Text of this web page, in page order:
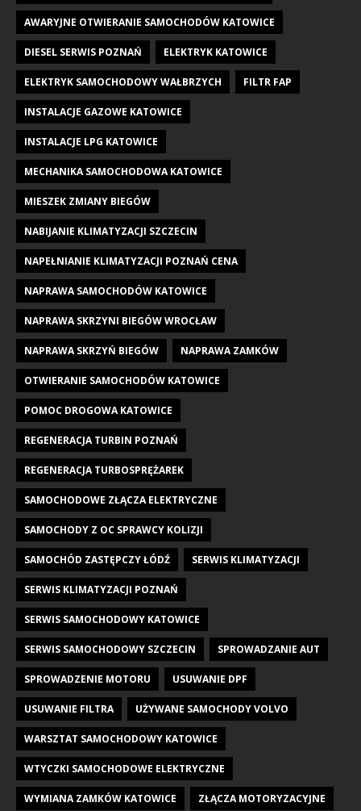
AWARYJNE OTWIERANIE SAMOCHODÓW KATOWICE
DIESEL SERWIS POZNAŃ ELEKTRYK KATOWICE
ELEKTRYK SAMOCHODOWY WAŁBRZYCH FILTR FAP
INSTALACJE GAZOWE KATOWICE
INSTALACJE LPG KATOWICE
MECHANIKA SAMOCHODOWA KATOWICE
MIESZEK ZMIANY BIEGÓW
NABIJANIE KLIMATYZACJI SZCZECIN
NAPEŁNIANIE KLIMATYZACJI POZNAŃ CENA
NAPRAWA SAMOCHODÓW KATOWICE
NAPRAWA SKRZYNI BIEGÓW WROCŁAW
NAPRAWA SKRZYŃ BIEGÓW NAPRAWA ZAMKÓW
OTWIERANIE SAMOCHODÓW KATOWICE
POMOC DROGOWA KATOWICE
REGENERACJA TURBIN POZNAŃ
REGENERACJA TURBOSPRĘŻAREK
SAMOCHODOWE ZŁĄCZA ELEKTRYCZNE
SAMOCHODY Z OC SPRAWCY KOLIZJI
SAMOCHÓD ZASTĘPCZY ŁÓDŹ SERWIS KLIMATYZACJI
SERWIS KLIMATYZACJI POZNAŃ
SERWIS SAMOCHODOWY KATOWICE
SERWIS SAMOCHODOWY SZCZECIN SPROWADZANIE AUT
SPROWADZENIE MOTORU USUWANIE DPF
USUWANIE FILTRA UŻYWANE SAMOCHODY VOLVO
WARSZTAT SAMOCHODOWY KATOWICE
WTYCZKI SAMOCHODOWE ELEKTRYCZNE
WYMIANA ZAMKÓW KATOWICE ZŁĄCZA MOTORYZACYJNE